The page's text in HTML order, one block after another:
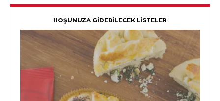
HOŞUNUZA GİDEBİLECEK LİSTELER